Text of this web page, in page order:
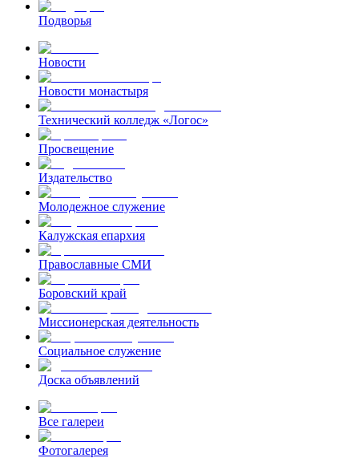
Подворья
Новости
Новости монастыря
Технический колледж «Логос»
Просвещение
Издательство
Молодежное служение
Калужская епархия
Православные СМИ
Боровский край
Миссионерская деятельность
Социальное служение
Доска объявлений
Все галереи
Фотогалерея